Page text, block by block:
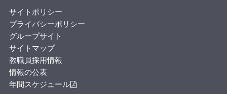
サイトポリシー
プライバシーポリシー
グループサイト
サイトマップ
教職員採用情報
情報の公表
年間スケジュール